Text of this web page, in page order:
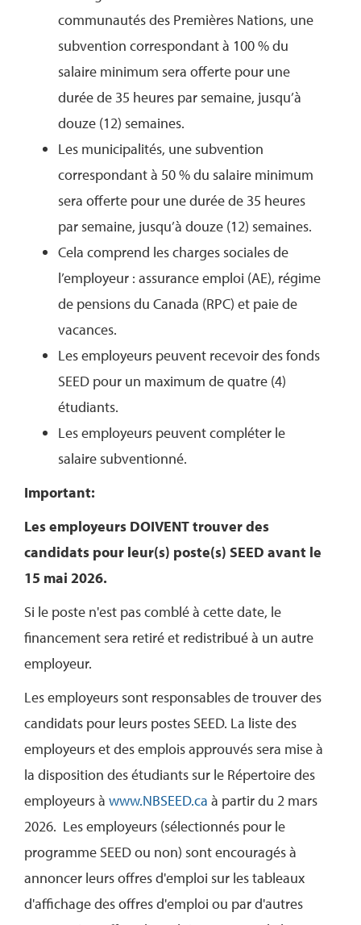
communautés des Premières Nations, une
subvention correspondant à 100 % du
salaire minimum sera offerte pour une
durée de 35 heures par semaine, jusqu’à
douze (12) semaines.
Les municipalités, une subvention
correspondant à 50 % du salaire minimum
sera offerte pour une durée de 35 heures
par semaine, jusqu’à douze (12) semaines.
Cela comprend les charges sociales de
l’employeur : assurance emploi (AE), régime
de pensions du Canada (RPC) et paie de
vacances.
Les employeurs peuvent recevoir des fonds
SEED pour un maximum de quatre (4)
étudiants.
Les employeurs peuvent compléter le
salaire subventionné.
Important:
Les employeurs DOIVENT trouver des
candidats pour leur(s) poste(s) SEED avant le
15 mai 2026.
Si le poste n'est pas comblé à cette date, le
financement sera retiré et redistribué à un autre
employeur.
Les employeurs sont responsables de trouver des
candidats pour leurs postes SEED. La liste des
employeurs et des emplois approuvés sera mise à
la disposition des étudiants sur le Répertoire des
employeurs à www.NBSEED.ca à partir du 2 mars
2026. Les employeurs (sélectionnés pour le
programme SEED ou non) sont encouragés à
annoncer leurs offres d'emploi sur les tableaux
d'affichage des offres d'emploi ou par d'autres